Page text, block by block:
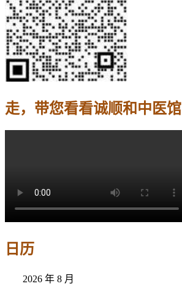
走，带您看看诚顺和中医馆
日历
2026 年 8 月